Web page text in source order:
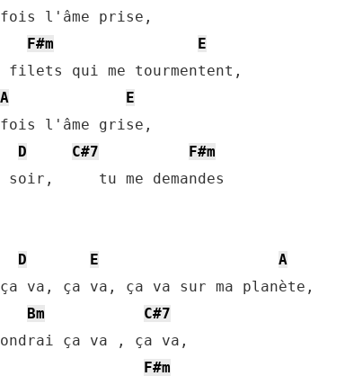
l'âme prise,
F#m
E
filets qui me tourmentent,
A
E
l'âme grise,
D
C#7
F#m
tu me demandes
D E
A
ça va, ça va, ça va sur ma planète,
Bm
C#7
ça va , ça va,
F#m